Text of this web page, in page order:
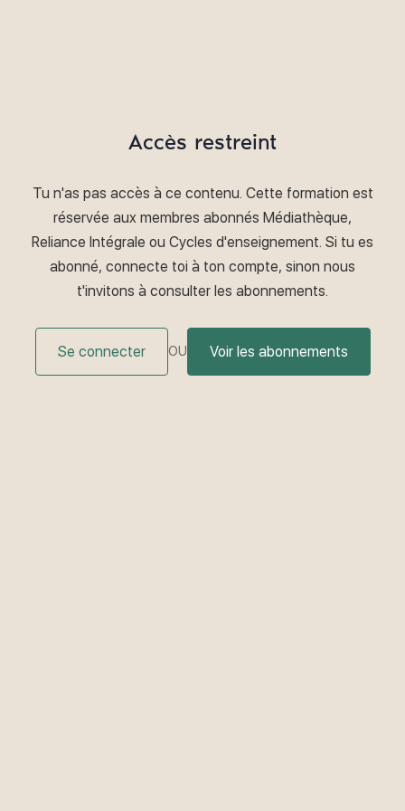
Accès restreint
Tu n'as pas accès à ce contenu. Cette formation est
réservée aux membres abonnés Médiathèque,
Reliance Intégrale ou Cycles d'enseignement. Si tu es
abonné, connecte toi à ton compte, sinon nous
t'invitons à consulter les abonnements.
Se connecter OU Voir les abonnements